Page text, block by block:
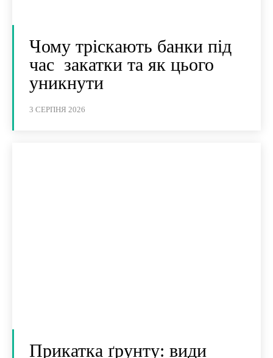
Чому тріскають банки під
час закатки та як цього
уникнути
3 СЕРПНЯ 2026
Прикатка ґрунту: види